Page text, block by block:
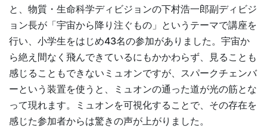
と、物質・生命科学ディビジョンの下村浩一郎副ディビジ
ョン長が「宇宙から降り注ぐもの」というテーマで講座を
行い、小学生をはじめ43名の参加がありました。宇宙か
ら絶え間なく飛んできているにもかかわらず、見ることも
感じることもできないミュオンですが、スパークチェンバ
ーという装置を使うと、ミュオンの通った道が光の筋とな
って現れます。ミュオンを可視化することで、その存在を
感じた参加者からは驚きの声が上がりました。